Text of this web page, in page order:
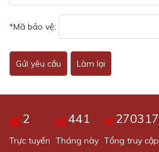
*Mã bảo vệ:
Gửi yêu cầu Làm lại
2
Trực tuyến
441
Tháng này
270317
Tổng truy cập